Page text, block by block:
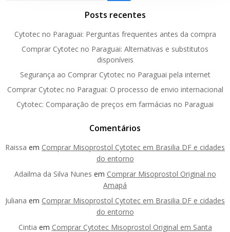
Posts recentes
Cytotec no Paraguai: Perguntas frequentes antes da compra
Comprar Cytotec no Paraguai: Alternativas e substitutos
disponíveis
Segurança ao Comprar Cytotec no Paraguai pela internet
Comprar Cytotec no Paraguai: O processo de envio internacional
Cytotec: Comparação de preços em farmácias no Paraguai
Comentários
Raissa em Comprar Misoprostol Cytotec em Brasilia DF e cidades
do entorno
Adailma da Silva Nunes em Comprar Misoprostol Original no
Amapá
Juliana em Comprar Misoprostol Cytotec em Brasilia DF e cidades
do entorno
Cintia em Comprar Cytotec Misoprostol Original em Santa